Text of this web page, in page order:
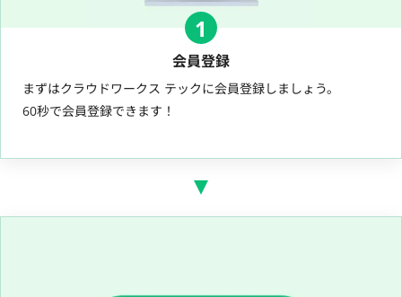
1
会員登録
まずはクラウドワークス テックに会員登録しましょう。
60秒で会員登録できます！